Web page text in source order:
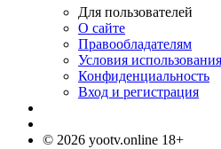
Для пользователей
О сайте
Правообладателям
Условия использования
Конфиденциальность
Вход и регистрация
© 2026 yootv.online 18+